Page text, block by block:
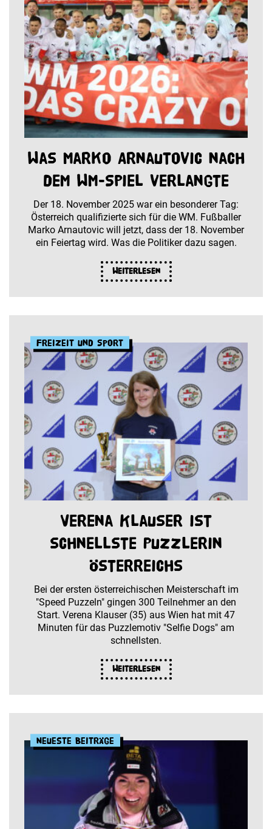
Was Marko Arnautovic nach
dem WM-Spiel verlangte
Der 18. November 2025 war ein besonderer Tag:
Österreich qualifizierte sich für die WM. Fußballer
Marko Arnautovic will jetzt, dass der 18. November
ein Feiertag wird. Was die Politiker dazu sagen.
Weiterlesen
Freizeit und Sport
Verena Klauser ist
schnellste Puzzlerin
Österreichs
Bei der ersten österreichischen Meisterschaft im
"Speed Puzzeln" gingen 300 Teilnehmer an den
Start. Verena Klauser (35) aus Wien hat mit 47
Minuten für das Puzzlemotiv "Selfie Dogs" am
schnellsten.
Weiterlesen
Neueste Beiträge